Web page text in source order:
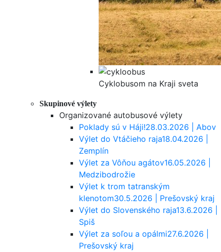
Cyklobusom na Kraji sveta
Skupinové výlety
Organizované autobusové výlety
Poklady sú v Háji!28.03.2026 | Abov
Výlet do Vtáčieho raja18.04.2026 |
Zemplín
Výlet za Vôňou agátov16.05.2026 |
Medzibodrožie
Výlet k trom tatranským
klenotom30.5.2026 | Prešovský kraj
Výlet do Slovenského raja13.6.2026 |
Spiš
Výlet za soľou a opálmi27.6.2026 |
Prešovský kraj